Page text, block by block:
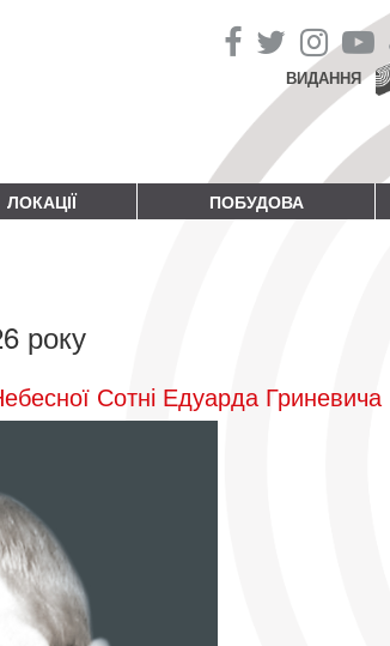
ВИДАННЯ
ЛОКАЦІЇ ПОБУДОВА
року
Сотні Едуарда Гриневича